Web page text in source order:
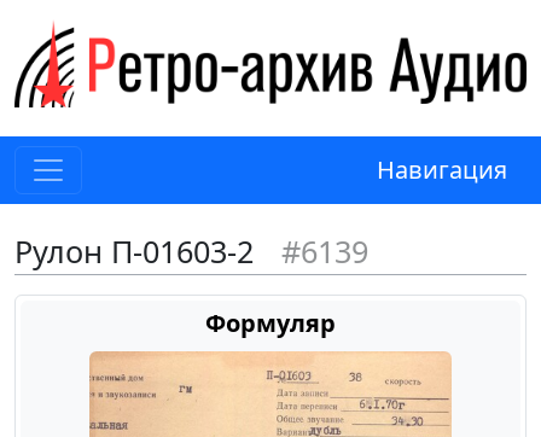
Навигация
Рулон П-01603-2 #6139
Формуляр